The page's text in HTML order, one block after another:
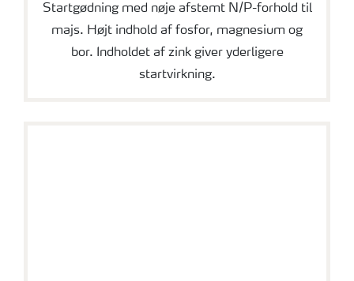
Startgødning med nøje afstemt N/P-forhold til
majs. Højt indhold af fosfor, magnesium og
bor. Indholdet af zink giver yderligere
startvirkning.